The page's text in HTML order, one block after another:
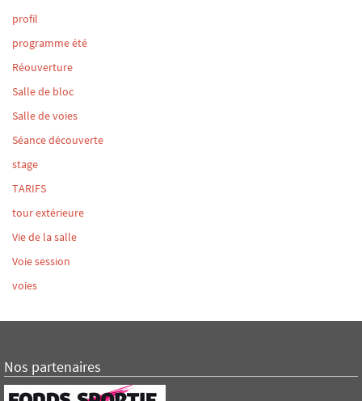
profil
programme été
Réouverture
Salle de bloc
Salle de voies
Séance découverte
stage
TARIFS
tour extérieure
Vie de la salle
Voie session
voies
Nos partenaires